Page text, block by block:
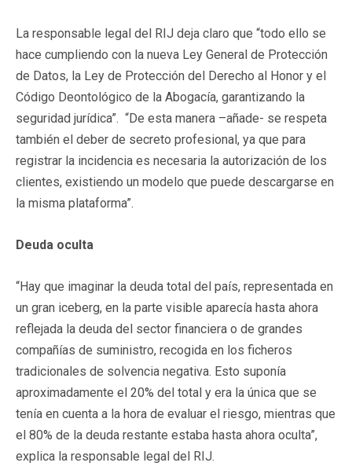
La responsable legal del RIJ deja claro que “todo ello se
hace cumpliendo con la nueva Ley General de Protección
de Datos, la Ley de Protección del Derecho al Honor y el
Código Deontológico de la Abogacía, garantizando la
seguridad jurídica”. “De esta manera –añade- se respeta
también el deber de secreto profesional, ya que para
registrar la incidencia es necesaria la autorización de los
clientes, existiendo un modelo que puede descargarse en
la misma plataforma”.
Deuda oculta
“Hay que imaginar la deuda total del país, representada en
un gran iceberg, en la parte visible aparecía hasta ahora
reflejada la deuda del sector financiera o de grandes
compañías de suministro, recogida en los ficheros
tradicionales de solvencia negativa. Esto suponía
aproximadamente el 20% del total y era la única que se
tenía en cuenta a la hora de evaluar el riesgo, mientras que
el 80% de la deuda restante estaba hasta ahora oculta”,
explica la responsable legal del RIJ.